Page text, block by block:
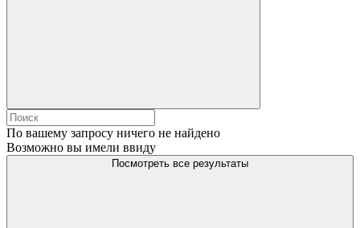
По вашему запросу ничего не найдено
Возможно вы имели ввиду
Посмотреть все результаты